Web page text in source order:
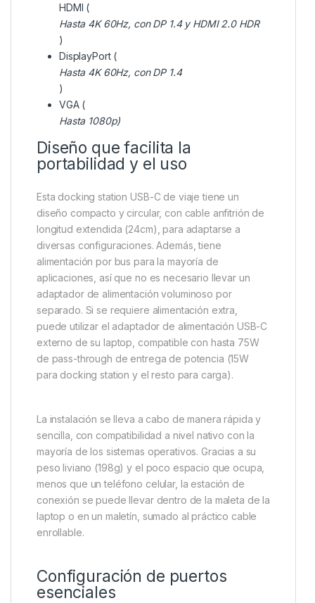
HDMI (
Hasta 4K 60Hz, con DP 1.4 y HDMI 2.0 HDR
)
DisplayPort (
Hasta 4K 60Hz, con DP 1.4
)
VGA (
Hasta 1080p)
Diseño que facilita la
portabilidad y el uso
Esta docking station USB-C de viaje tiene un
diseño compacto y circular, con cable anfitrión de
longitud extendida (24cm), para adaptarse a
diversas configuraciones. Además, tiene
alimentación por bus para la mayoría de
aplicaciones, así que no es necesario llevar un
adaptador de alimentación voluminoso por
separado. Si se requiere alimentación extra,
puede utilizar el adaptador de alimentación USB-C
externo de su laptop, compatible con hasta 75W
de pass-through de entrega de potencia (15W
para docking station y el resto para carga).
La instalación se lleva a cabo de manera rápida y
sencilla, con compatibilidad a nivel nativo con la
mayoría de los sistemas operativos. Gracias a su
peso liviano (198g) y el poco espacio que ocupa,
menos que un teléfono celular, la estación de
conexión se puede llevar dentro de la maleta de la
laptop o en un maletín, sumado al práctico cable
enrollable.
Configuración de puertos
esenciales